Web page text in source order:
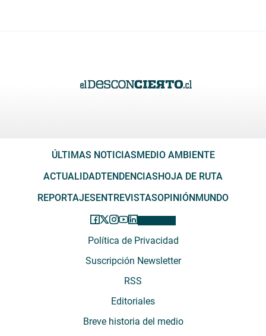
ÚLTIMAS NOTICIASMEDIO AMBIENTE
ACTUALIDADTENDENCIASHOJA DE RUTA
REPORTAJESENTREVISTASOPINIÓNMUNDO
Política de Privacidad
Suscripción Newsletter
RSS
Editoriales
Breve historia del medio